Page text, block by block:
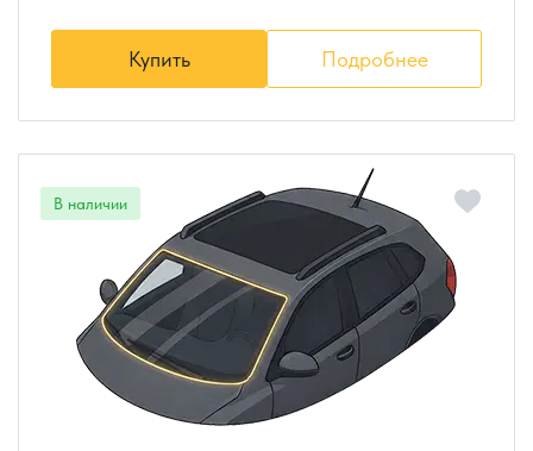
Купить Подробнее